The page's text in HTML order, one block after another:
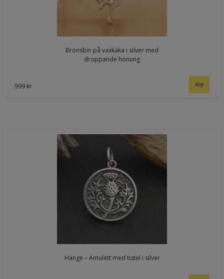
Bronsbin på vaxkaka i silver med
droppande honung
999 kr
Hänge – Amulett med tistel i silver